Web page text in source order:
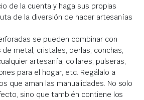
de la cuenta y haga sus propias
de la diversión de hacer artesanías
se pueden combinar con
metal, cristales, perlas, conchas,
artesanía, collares, pulseras,
para el hogar, etc. Regálalo a
que aman las manualidades. No solo
sino que también contiene los